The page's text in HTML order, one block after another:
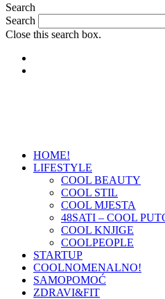
Search
Search
Close this search box.
HOME!
LIFESTYLE
COOL BEAUTY
COOL STIL
COOL MJESTA
48SATI – COOL
COOL KNJIGE
COOLPEOPLE
STARTUP
COOLNOMENALNO!
SAMOPOMOĆ
ZDRAVI&FIT